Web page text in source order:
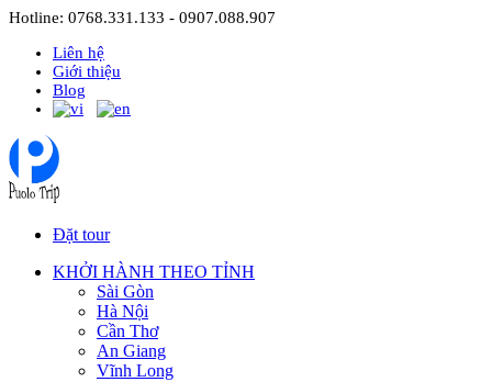
Hotline: 0768.331.133 - 0907.088.907
Liên hệ
Giới thiệu
Blog
Đặt tour
KHỞI HÀNH THEO TỈNH
Sài Gòn
Hà Nội
Cần Thơ
An Giang
Vĩnh Long